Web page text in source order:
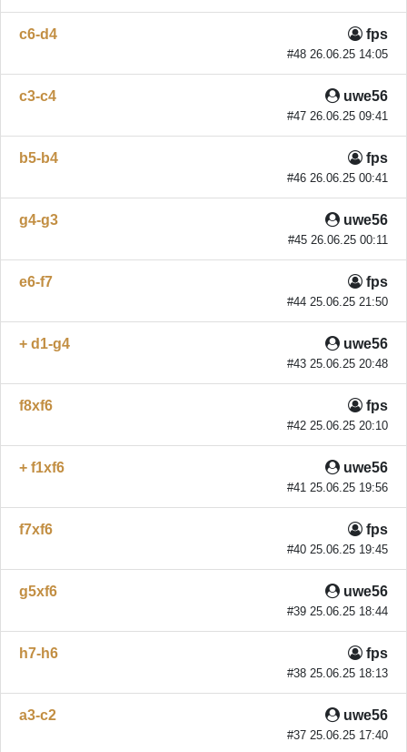
fps
#48 26.06.25 14:05
c6-d4
uwe56
#47 26.06.25 09:41
c3-c4
fps
#46 26.06.25 00:41
b5-b4
uwe56
#45 26.06.25 00:11
g4-g3
fps
#44 25.06.25 21:50
e6-f7
uwe56
#43 25.06.25 20:48
+ d1-g4
fps
#42 25.06.25 20:10
f8xf6
uwe56
#41 25.06.25 19:56
+ f1xf6
fps
#40 25.06.25 19:45
f7xf6
uwe56
#39 25.06.25 18:44
g5xf6
fps
#38 25.06.25 18:13
h7-h6
uwe56
#37 25.06.25 17:40
a3-c2